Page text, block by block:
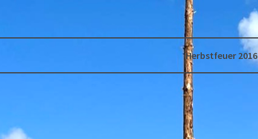
Herbstfeuer 2016